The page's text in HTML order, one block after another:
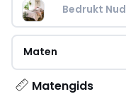
Bedrukt
Maten
Matengids